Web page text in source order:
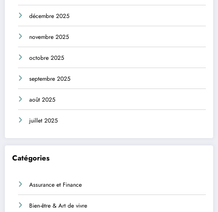
décembre 2025
novembre 2025
octobre 2025
septembre 2025
août 2025
juillet 2025
Catégories
Assurance et Finance
Bien-être & Art de vivre